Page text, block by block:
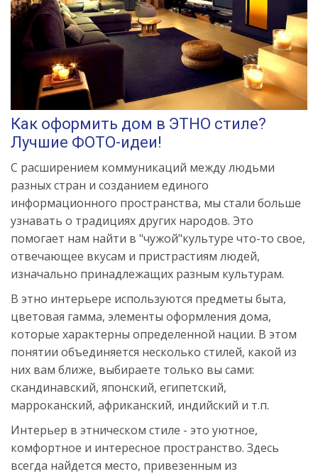
Как оформить дом в ЭТНО стиле?
Лучшие ФОТО-идеи!
С расширением коммуникаций между людьми
разных стран и созданием единого
информационного пространства, мы стали больше
узнавать о традициях других народов. Это
помогает нам найти в "чужой"культуре что-то свое,
отвечающее вкусам и пристрастиям людей,
изначально принадлежащих разным культурам.
В этно интерьере используются предметы быта,
цветовая гамма, элементы оформления дома,
которые характерны определенной нации. В этом
понятии объединяется несколько стилей, какой из
них вам ближе, выбираете только вы сами:
скандинавский, японский, египетский,
марроканский, африканский, индийский и т.п.
Интерьер в этническом стиле - это уютное,
комфортное и интересное пространство. Здесь
всегда найдется место, привезенным из